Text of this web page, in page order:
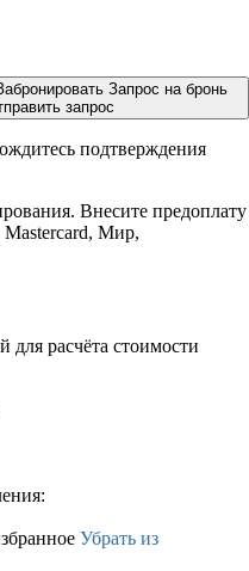
Запрос на бронь
запрос
подтверждения
Внесите предоплату
Мир,
для расчёта стоимости
Убрать из